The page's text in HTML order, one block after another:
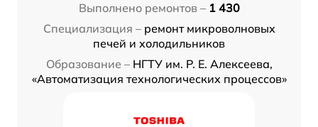
Выполнено ремонтов – 1 430
Специализация – ремонт микроволновых
печей и холодильников
Образование – НГТУ им. Р. Е. Алексеева,
«Автоматизация технологических процессов»